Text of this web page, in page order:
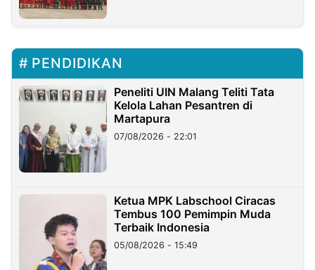
PENDIDIKAN
Peneliti UIN Malang Teliti Tata
Kelola Lahan Pesantren di
Martapura
07/08/2026 - 22:01
Ketua MPK Labschool Ciracas
Tembus 100 Pemimpin Muda
Terbaik Indonesia
05/08/2026 - 15:49